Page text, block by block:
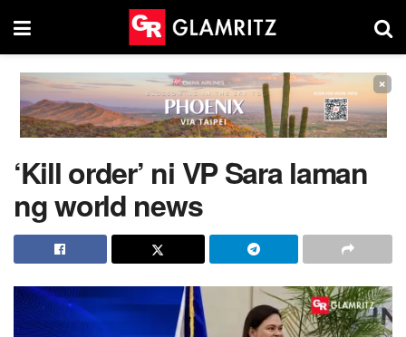
×
‘Kill order’ ni VP Sara laman
ng world news